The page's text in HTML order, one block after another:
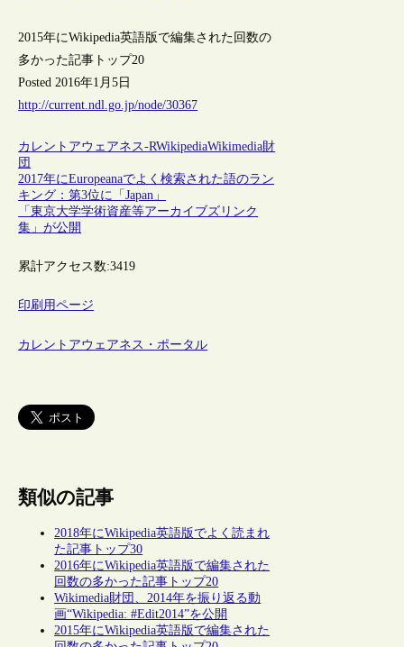
2015年にWikipedia英語版で編集された回数の
多かった記事トップ20
Posted 2016年1月5日
http://current.ndl.go.jp/node/30367
カレントアウェアネス-RWikipediaWikimedia財
団
2017年にEuropeanaでよく検索された語のラン
キング：第3位に「Japan」
「東京大学学術資産等アーカイブズリンク
集」が公開
累計アクセス数:3419
印刷用ページ
カレントアウェアネス・ポータル
類似の記事
2018年にWikipedia英語版でよく読まれ
た記事トップ30
2016年にWikipedia英語版で編集された
回数の多かった記事トップ20
Wikimedia財団、2014年を振り返る動
画“Wikipedia: #Edit2014”を公開
2015年にWikipedia英語版で編集された